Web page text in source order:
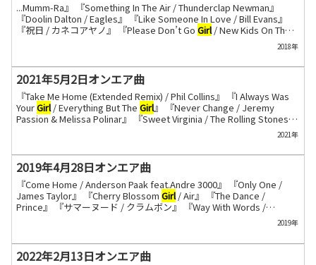
...Mumm-Ra』 『Something In The Air / Thunderclap Newman』
『Doolin Dalton / Eagles』 『Like Someone In Love / Bill Evans』
『祝日 / カネコアヤノ』 『Please Don’t GoGirl/ New Kids On The
2018年
2021年5月2日オンエア曲
『Take Me Home (Extended Remix) / Phil Collins』 『I Always Was
YourGirl / Everything But TheGirl』 『Never Change / Jeremy
Passion & Melissa Polinar』 『Sweet Virginia / The Rolling Stones』
Boys』 『Alan’s Psychedelic Breakfast / Pink Floyo』 『I Knew...2021年
2019年4月28日オンエア曲
『Come Home / Anderson Paak feat.Andre 3000』 『Only One /
James Taylor』 『Cherry BlossomGirl/ Air』 『The Dance /
Prince』 『サマーヌード / クラムボン』 『Way With Words /
/ Tracy Thorne』 『Airbag /
Radiohead』...
2019年
2022年2月13日オンエア曲